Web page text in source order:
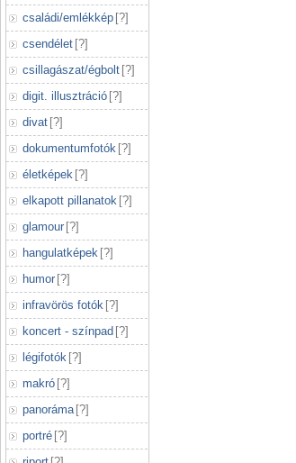
családi/emlékkép [?]
csendélet [?]
csillagászat/égbolt [?]
digit. illusztráció [?]
divat [?]
dokumentumfotók [?]
életképek [?]
elkapott pillanatok [?]
glamour [?]
hangulatképek [?]
humor [?]
infravörös fotók [?]
koncert - színpad [?]
légifotók [?]
makró [?]
panoráma [?]
portré [?]